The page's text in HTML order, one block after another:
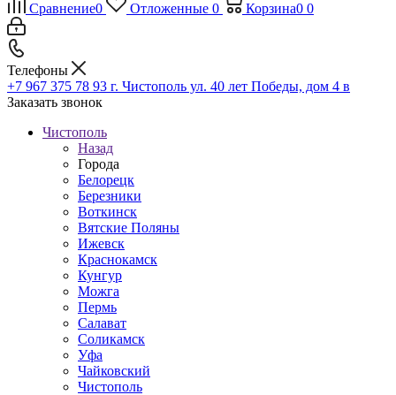
Сравнение0 Отложенные 0 Корзина0 0
Телефоны
+7 967 375 78 93 г. Чистополь ул. 40 лет Победы, дом 4 в
Заказать звонок
Чистополь
Назад
Города
Белорецк
Березники
Воткинск
Вятские Поляны
Ижевск
Краснокамск
Кунгур
Можга
Пермь
Салават
Соликамск
Уфа
Чайковский
Чистополь